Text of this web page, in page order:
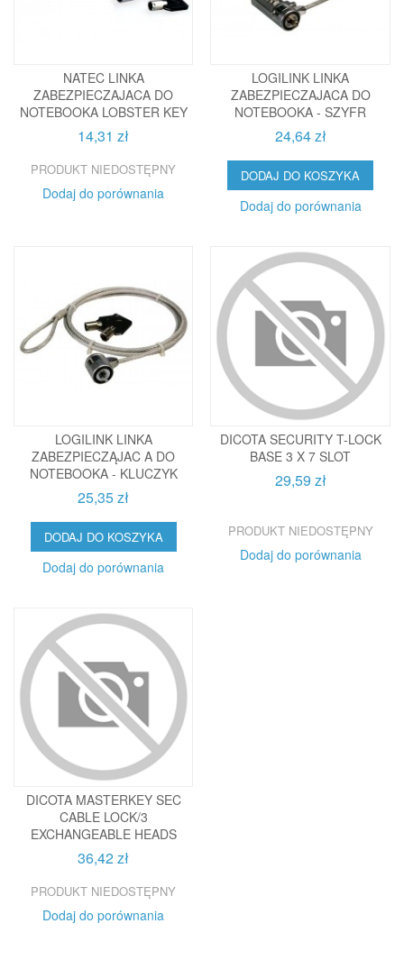
NATEC LINKA
ZABEZPIECZAJACA DO
NOTEBOOKA LOBSTER KEY
14,31 zł
PRODUKT NIEDOSTĘPNY
Dodaj do porównania
LOGILINK LINKA
ZABEZPIECZAJACA DO
NOTEBOOKA - SZYFR
24,64 zł
DODAJ DO KOSZYKA
Dodaj do porównania
LOGILINK LINKA
ZABEZPIECZĄJAC A DO
NOTEBOOKA - KLUCZYK
25,35 zł
DODAJ DO KOSZYKA
Dodaj do porównania
DICOTA SECURITY T-LOCK
BASE 3 X 7 SLOT
29,59 zł
PRODUKT NIEDOSTĘPNY
Dodaj do porównania
DICOTA MASTERKEY SEC
CABLE LOCK/3
EXCHANGEABLE HEADS
36,42 zł
PRODUKT NIEDOSTĘPNY
Dodaj do porównania